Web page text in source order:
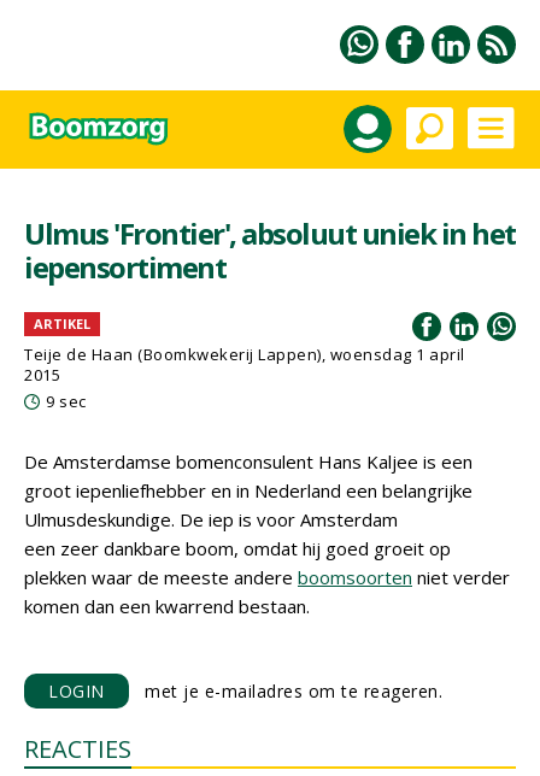
Ulmus 'Frontier', absoluut uniek in het
iepensortiment
ARTIKEL
Teije de Haan (Boomkwekerij Lappen), woensdag 1 april
2015
9 sec
De Amsterdamse bomenconsulent Hans Kaljee is een
groot iepenliefhebber en in Nederland een belangrijke
Ulmusdeskundige. De iep is voor Amsterdam
een zeer dankbare boom, omdat hij goed groeit op
plekken waar de meeste andere boomsoorten niet verder
komen dan een kwarrend bestaan.
LOGIN met je e-mailadres om te reageren.
REACTIES